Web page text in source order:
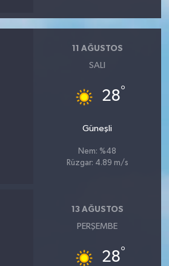
11 AĞUSTOS
SALI
28°
Güneşli
Nem: %48
Rüzgar: 4.89 m/s
13 AĞUSTOS
PERŞEMBE
28°